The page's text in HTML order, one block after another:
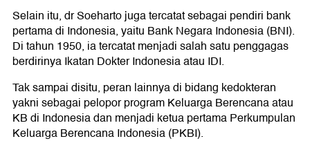
Selain itu, dr Soeharto juga tercatat sebagai pendiri bank
pertama di Indonesia, yaitu Bank Negara Indonesia (BNI).
Di tahun 1950, ia tercatat menjadi salah satu penggagas
berdirinya Ikatan Dokter Indonesia atau IDI.
Tak sampai disitu, peran lainnya di bidang kedokteran
yakni sebagai pelopor program Keluarga Berencana atau
KB di Indonesia dan menjadi ketua pertama Perkumpulan
Keluarga Berencana Indonesia (PKBI).